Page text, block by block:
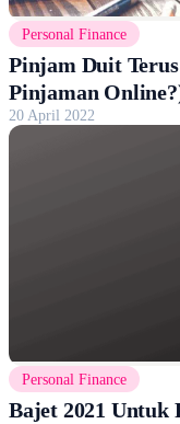
Personal Finance
Pinjam Duit
Pinjaman
20 April 2022
Personal Finance
Bajet 2021 Untuk